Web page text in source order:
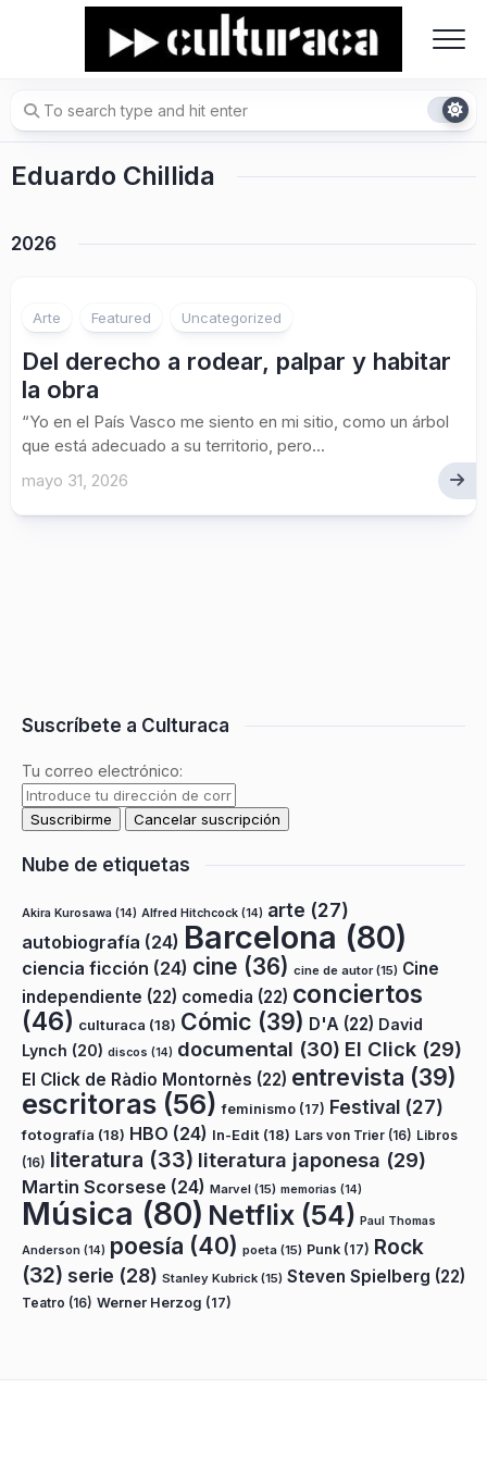
Eduardo Chillida
2026
Arte Featured Uncategorized
Del derecho a rodear, palpar y habitar
la obra
“Yo en el País Vasco me siento en mi sitio, como un árbol
que está adecuado a su territorio, pero...
mayo 31, 2026
Suscríbete a Culturaca
Tu correo electrónico:
Nube de etiquetas
Akira Kurosawa (14) Alfred Hitchcock (14) arte (27)
autobiografía (24) Barcelona (80)
ciencia ficción (24) cine (36) cine de autor(15) Cine
independiente (22) comedia (22) conciertos
(46) culturaca (18) Cómic (39) D'A (22) David
Lynch (20) discos (14) documental (30) El Click (29)
El Click de Ràdio Montornès (22) entrevista (39)
escritoras (56) feminismo (17) Festival (27)
fotografía (18) HBO (24) In-Edit (18) Lars von Trier (16) Libros
(16) literatura (33) literatura japonesa (29)
Martin Scorsese (24) Marvel (15) memorias (14)
Música (80) Netflix (54) Paul Thomas
Anderson (14) poesía (40) poeta (15) Punk (17) Rock
(32) serie (28) Stanley Kubrick (15) Steven Spielberg (22)
Teatro (16) Werner Herzog (17)